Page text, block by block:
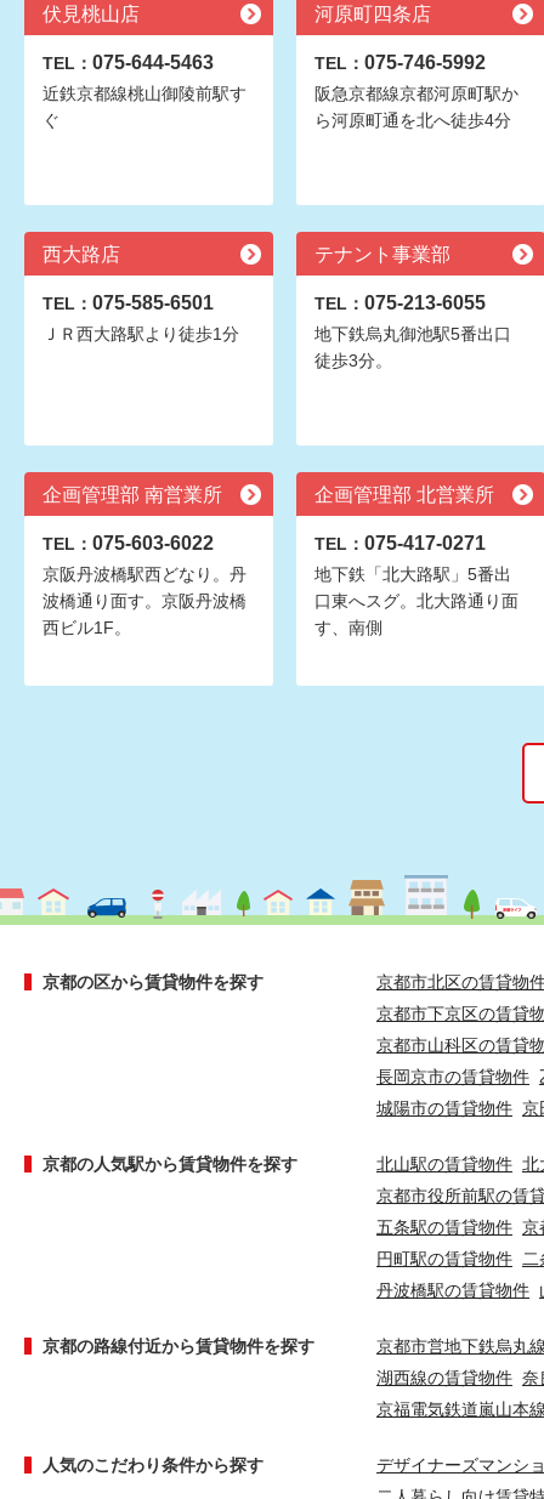
伏見桃山店
TEL： 075-644-5463
近鉄京都線桃山御陵前駅す
ぐ
河原町四条店
TEL： 075-746-5992
阪急京都線京都河原町駅か
ら河原町通を北へ徒歩4分
西大路店
TEL： 075-585-6501
ＪＲ西大路駅より徒歩1分
テナント事業部
TEL： 075-213-6055
地下鉄烏丸御池駅5番出口
徒歩3分。
企画管理部 南営業所
TEL： 075-603-6022
京阪丹波橋駅西どなり。丹
波橋通り面す。京阪丹波橋
西ビル1F。
企画管理部 北営業所
TEL： 075-417-0271
地下鉄「北大路駅」5番出
口東へスグ。北大路通り面
す、南側
京都の区から賃貸物件を探す
京都市北区の賃貸物
京都市下京区の賃貸
京都市山科区の賃貸
長岡京市の賃貸物件
城陽市の賃貸物件 京
京都の人気駅から賃貸物件を探す 北山駅の賃貸物件 北
京都市役所前駅の賃
五条駅の賃貸物件 京
円町駅の賃貸物件
丹波橋駅の賃貸物件
京都の路線付近から賃貸物件を探す
京都市営地下鉄烏丸
湖西線の賃貸物件 奈
京福電気鉄道嵐山本
人気のこだわり条件から探す
デザイナーズマンシ